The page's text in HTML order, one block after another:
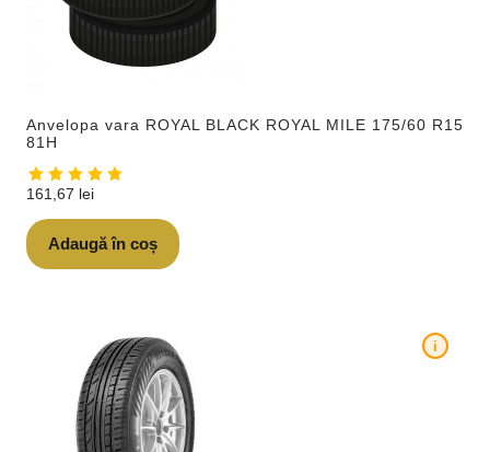
Anvelopa vara ROYAL BLACK ROYAL MILE 175/60 R15
81H
161,67 lei
Adaugă în coș
i